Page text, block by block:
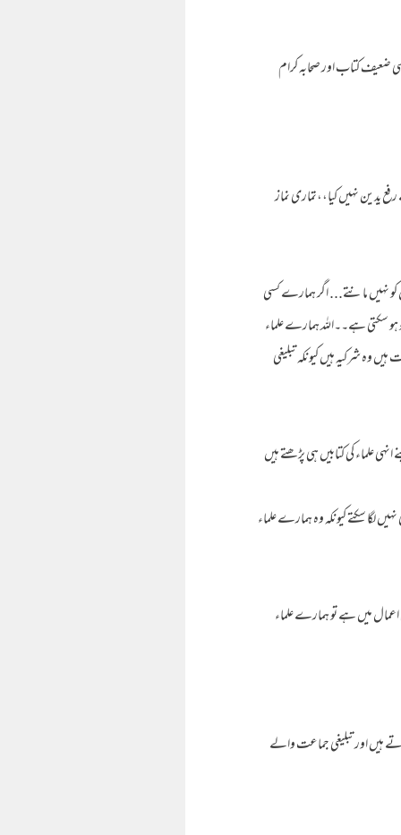
ضعیف کتاب اور صحابہ کرام
یدین نہیں کیا،،تماری نماز
کو نہیں مانتے... اگر ہمارے کسی
ہو سکتی ہے۔۔اللہ ہمارے علماء
وہ شرکیہ ہیں کیونکہ تبلیغی
علماء کی کتابیں ہی پڑھتے ہیں
لگا سکتے کیونکہ وہ ہمارے علماء
میں ہے تو ہمارے علماء
ہیں اور تبلیغی جماعت والے